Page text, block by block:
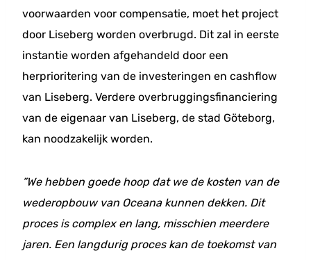
voorwaarden voor compensatie, moet het project
door Liseberg worden overbrugd. Dit zal in eerste
instantie worden afgehandeld door een
herprioritering van de investeringen en cashflow
van Liseberg. Verdere overbruggingsfinanciering
van de eigenaar van Liseberg, de stad Göteborg,
kan noodzakelijk worden.
”We hebben goede hoop dat we de kosten van de
wederopbouw van Oceana kunnen dekken. Dit
proces is complex en lang, misschien meerdere
jaren. Een langdurig proces kan de toekomst van